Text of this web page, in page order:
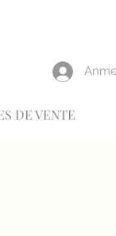
DE VENTE